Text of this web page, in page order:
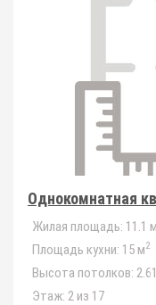
Однокомнатная
Жилая площадь: 11.1 м
Площадь кухни: 15 м2
Высота потолков:
Этаж: 2 из 17